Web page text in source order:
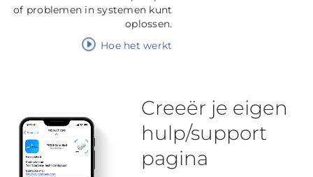
of problemen in systemen kunt
oplossen.
Hoe het werkt
Creeër je eigen
hulp/support
pagina